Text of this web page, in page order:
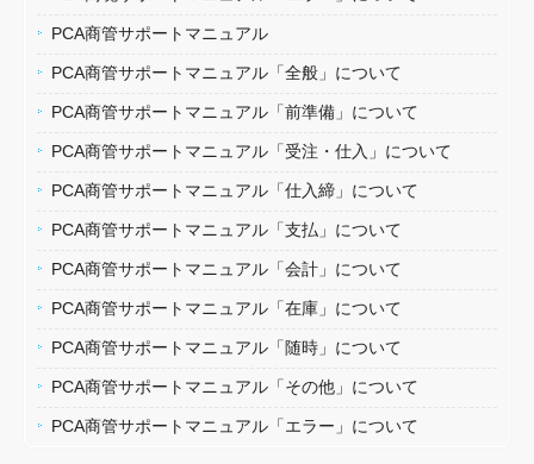
PCA商管サポートマニュアル
PCA商管サポートマニュアル「全般」について
PCA商管サポートマニュアル「前準備」について
PCA商管サポートマニュアル「受注・仕入」について
PCA商管サポートマニュアル「仕入締」について
PCA商管サポートマニュアル「支払」について
PCA商管サポートマニュアル「会計」について
PCA商管サポートマニュアル「在庫」について
PCA商管サポートマニュアル「随時」について
PCA商管サポートマニュアル「その他」について
PCA商管サポートマニュアル「エラー」について